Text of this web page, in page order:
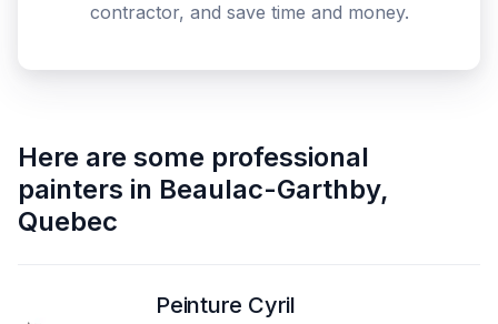
contractor, and save time and money.
Here are some professional
painters in Beaulac-Garthby,
Quebec
Peinture Cyril